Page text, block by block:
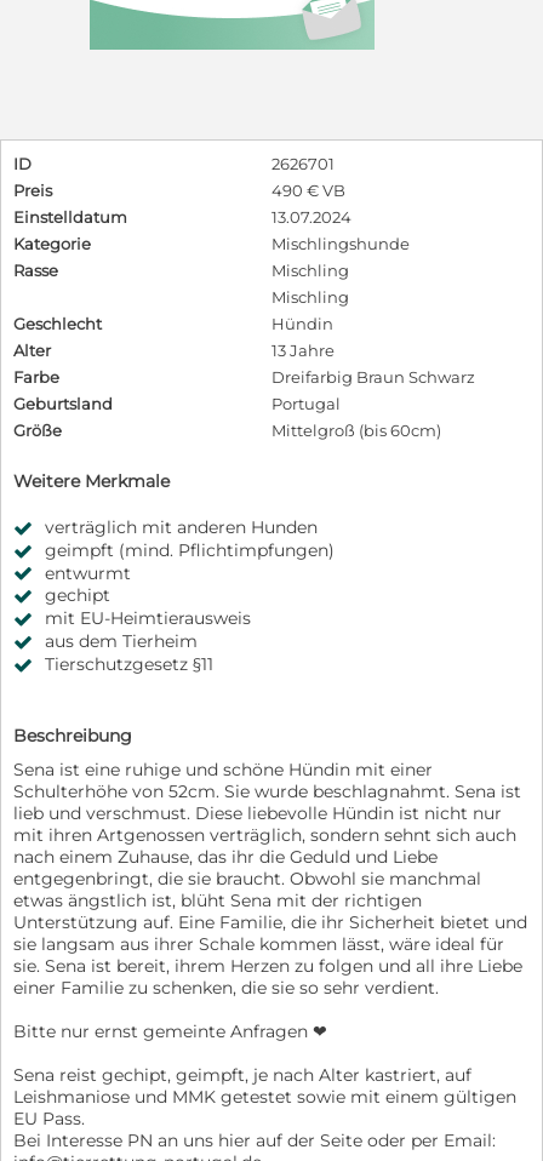
ID
2626701
Preis
490 € VB
Einstelldatum
13.07.2024
Kategorie
Mischlingshunde
Rasse
Mischling
Mischling
Geschlecht
Hündin
Alter
13 Jahre
Farbe
Dreifarbig Braun Schwarz
Geburtsland
Portugal
Größe
Mittelgroß (bis 60cm)
Weitere Merkmale
verträglich mit anderen Hunden
geimpft (mind. Pflichtimpfungen)
entwurmt
gechipt
mit EU-Heimtierausweis
aus dem Tierheim
Tierschutzgesetz §11
Beschreibung
Sena ist eine ruhige und schöne Hündin mit einer
Schulterhöhe von 52cm. Sie wurde beschlagnahmt. Sena ist
lieb und verschmust. Diese liebevolle Hündin ist nicht nur
mit ihren Artgenossen verträglich, sondern sehnt sich auch
nach einem Zuhause, das ihr die Geduld und Liebe
entgegenbringt, die sie braucht. Obwohl sie manchmal
etwas ängstlich ist, blüht Sena mit der richtigen
Unterstützung auf. Eine Familie, die ihr Sicherheit bietet und
sie langsam aus ihrer Schale kommen lässt, wäre ideal für
sie. Sena ist bereit, ihrem Herzen zu folgen und all ihre Liebe
einer Familie zu schenken, die sie so sehr verdient.
Bitte nur ernst gemeinte Anfragen ❤
Sena reist gechipt, geimpft, je nach Alter kastriert, auf
Leishmaniose und MMK getestet sowie mit einem gültigen
EU Pass.
Bei Interesse PN an uns hier auf der Seite oder per Email: